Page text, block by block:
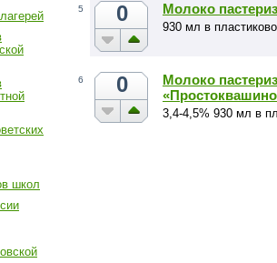
школ
5 0 Молоко
930 мл в
6 0
Молоко
3,4-4,5% 930 мл в